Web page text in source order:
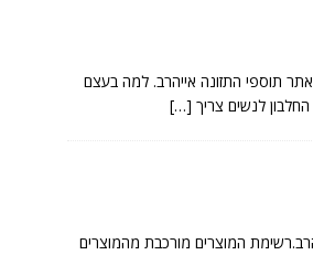
באתר תוספי התזונה אייהרב. למה בעצם
לנשים צריך […]
אייהרב.רשימת המוצרים מורכבת מהמוצרים